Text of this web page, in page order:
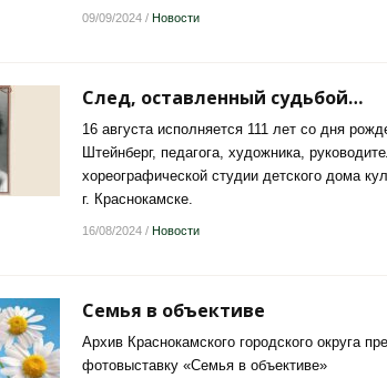
09/09/2024/ Новости
След, оставленный судьбой…
16 августа исполняется 111 лет со дня
Штейнберг, педагога, художника,
хореографической студии детского дома
г. Краснокамске.
16/08/2024/ Новости
Семья в объективе
Архив Краснокамского городского округа
фотовыставку «Семья в объективе»